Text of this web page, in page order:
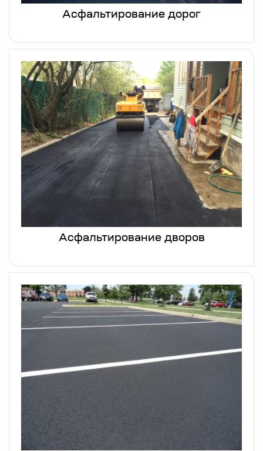
Асфальтирование дорог
Асфальтирование дворов